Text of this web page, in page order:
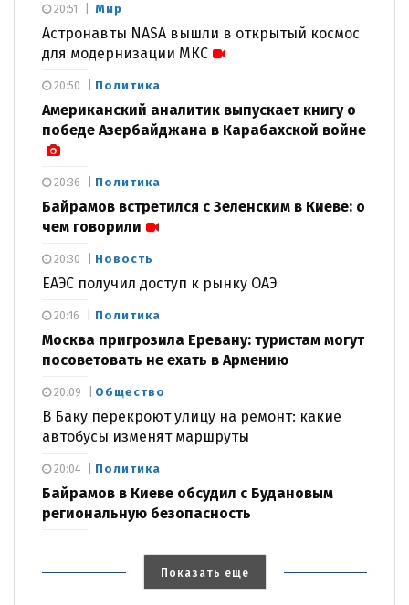
Мир
Астронавты NASA вышли в открытый космос
для модернизации МКС
20:51
Политика
Американский аналитик выпускает книгу о
победе Азербайджана в Карабахской войне
20:50
Политика
Байрамов встретился с Зеленским в Киеве: о
чем говорили
20:36
Новость
ЕАЭС получил доступ к рынку ОАЭ
20:30
Политика
Москва пригрозила Еревану: туристам могут
посоветовать не ехать в Армению
20:16
Общество
В Баку перекроют улицу на ремонт: какие
автобусы изменят маршруты
20:09
Политика
Байрамов в Киеве обсудил с Будановым
региональную безопасность
20:04
Показать еще